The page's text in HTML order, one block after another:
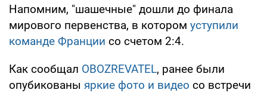
Напомним, "шашечные" дошли до финала
мирового первенства, в котором уступили
команде Франции со счетом 2:4.
Как сообщал OBOZREVATEL, ранее были
опубикованы яркие фото и видео со встречи